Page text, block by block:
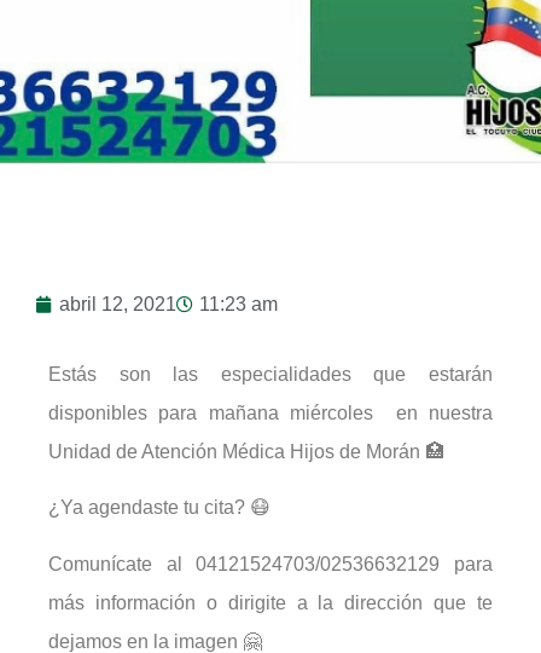
abril 12, 2021 11:23 am
Estás son las especialidades que estarán
disponibles para mañana miércoles en nuestra
Unidad de Atención Médica Hijos de Morán 🏥
¿Ya agendaste tu cita? 😷
Comunícate al 04121524703/02536632129 para
más información o dirigite a la dirección que te
dejamos en la imagen 🤗